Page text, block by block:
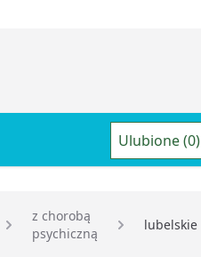
Ulubione (0)
z chorobą
psychiczną
lubelskie